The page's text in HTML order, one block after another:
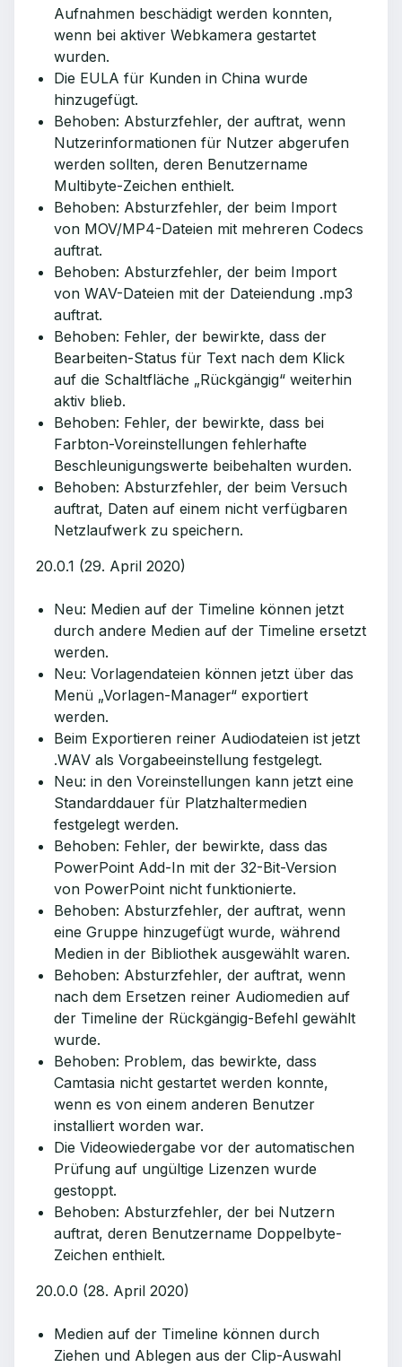
Aufnahmen beschädigt werden konnten,
wenn bei aktiver Webkamera gestartet
wurden.
Die EULA für Kunden in China wurde
hinzugefügt.
Behoben: Absturzfehler, der auftrat, wenn
Nutzerinformationen für Nutzer abgerufen
werden sollten, deren Benutzername
Multibyte-Zeichen enthielt.
Behoben: Absturzfehler, der beim Import
von MOV/MP4-Dateien mit mehreren Codecs
auftrat.
Behoben: Absturzfehler, der beim Import
von WAV-Dateien mit der Dateiendung .mp3
auftrat.
Behoben: Fehler, der bewirkte, dass der
Bearbeiten-Status für Text nach dem Klick
auf die Schaltfläche „Rückgängig“ weiterhin
aktiv blieb.
Behoben: Fehler, der bewirkte, dass bei
Farbton-Voreinstellungen fehlerhafte
Beschleunigungswerte beibehalten wurden.
Behoben: Absturzfehler, der beim Versuch
auftrat, Daten auf einem nicht verfügbaren
Netzlaufwerk zu speichern.
20.0.1 (29. April 2020)
Neu: Medien auf der Timeline können jetzt
durch andere Medien auf der Timeline ersetzt
werden.
Neu: Vorlagendateien können jetzt über das
Menü „Vorlagen-Manager“ exportiert
werden.
Beim Exportieren reiner Audiodateien ist jetzt
.WAV als Vorgabeeinstellung festgelegt.
Neu: in den Voreinstellungen kann jetzt eine
Standarddauer für Platzhaltermedien
festgelegt werden.
Behoben: Fehler, der bewirkte, dass das
PowerPoint Add-In mit der 32-Bit-Version
von PowerPoint nicht funktionierte.
Behoben: Absturzfehler, der auftrat, wenn
eine Gruppe hinzugefügt wurde, während
Medien in der Bibliothek ausgewählt waren.
Behoben: Absturzfehler, der auftrat, wenn
nach dem Ersetzen reiner Audiomedien auf
der Timeline der Rückgängig-Befehl gewählt
wurde.
Behoben: Problem, das bewirkte, dass
Camtasia nicht gestartet werden konnte,
wenn es von einem anderen Benutzer
installiert worden war.
Die Videowiedergabe vor der automatischen
Prüfung auf ungültige Lizenzen wurde
gestoppt.
Behoben: Absturzfehler, der bei Nutzern
auftrat, deren Benutzername Doppelbyte-
Zeichen enthielt.
20.0.0 (28. April 2020)
Medien auf der Timeline können durch
Ziehen und Ablegen aus der Clip-Auswahl